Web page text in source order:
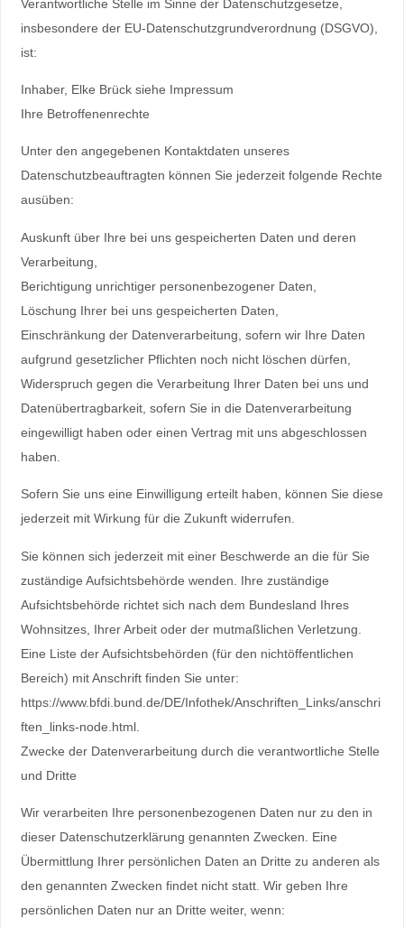
Verantwortliche Stelle im Sinne der Datenschutzgesetze,
insbesondere der EU-Datenschutzgrundverordnung (DSGVO),
ist:
Inhaber, Elke Brück siehe Impressum
Ihre Betroffenenrechte
Unter den angegebenen Kontaktdaten unseres
Datenschutzbeauftragten können Sie jederzeit folgende Rechte
ausüben:
Auskunft über Ihre bei uns gespeicherten Daten und deren
Verarbeitung,
Berichtigung unrichtiger personenbezogener Daten,
Löschung Ihrer bei uns gespeicherten Daten,
Einschränkung der Datenverarbeitung, sofern wir Ihre Daten
aufgrund gesetzlicher Pflichten noch nicht löschen dürfen,
Widerspruch gegen die Verarbeitung Ihrer Daten bei uns und
Datenübertragbarkeit, sofern Sie in die Datenverarbeitung
eingewilligt haben oder einen Vertrag mit uns abgeschlossen
haben.
Sofern Sie uns eine Einwilligung erteilt haben, können Sie diese
jederzeit mit Wirkung für die Zukunft widerrufen.
Sie können sich jederzeit mit einer Beschwerde an die für Sie
zuständige Aufsichtsbehörde wenden. Ihre zuständige
Aufsichtsbehörde richtet sich nach dem Bundesland Ihres
Wohnsitzes, Ihrer Arbeit oder der mutmaßlichen Verletzung.
Eine Liste der Aufsichtsbehörden (für den nichtöffentlichen
Bereich) mit Anschrift finden Sie unter:
https://www.bfdi.bund.de/DE/Infothek/Anschriften_Links/anschri
ften_links-node.html.
Zwecke der Datenverarbeitung durch die verantwortliche Stelle
und Dritte
Wir verarbeiten Ihre personenbezogenen Daten nur zu den in
dieser Datenschutzerklärung genannten Zwecken. Eine
Übermittlung Ihrer persönlichen Daten an Dritte zu anderen als
den genannten Zwecken findet nicht statt. Wir geben Ihre
persönlichen Daten nur an Dritte weiter, wenn: